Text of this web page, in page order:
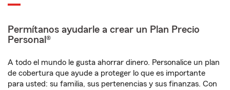
Permítanos ayudarle a crear un Plan Precio
Personal®
A todo el mundo le gusta ahorrar dinero. Personalice un plan
de cobertura que ayude a proteger lo que es importante
para usted: su familia, sus pertenencias y sus finanzas. Con